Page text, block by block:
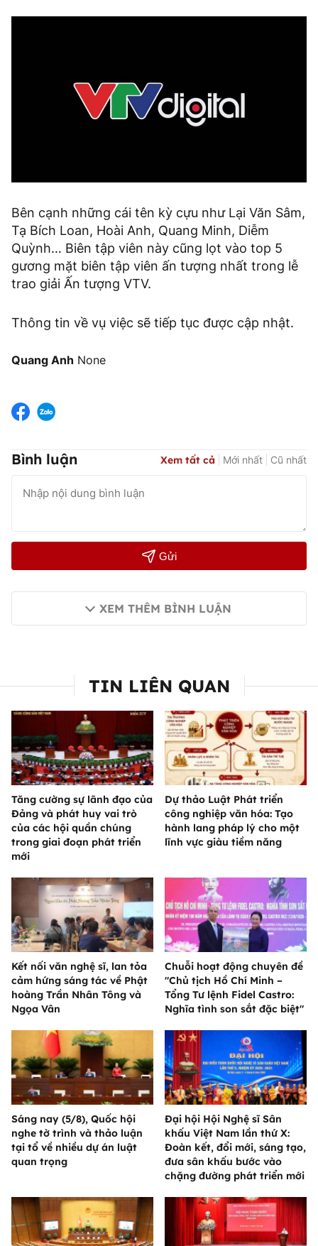
Bên cạnh những cái tên kỳ cựu như Lại Văn Sâm,
Tạ Bích Loan, Hoài Anh, Quang Minh, Diễm
Quỳnh… Biên tập viên này cũng lọt vào top 5
gương mặt biên tập viên ấn tượng nhất trong lễ
trao giải Ấn tượng VTV.
Thông tin về vụ việc sẽ tiếp tục được cập nhật.
Quang Anh None
Bình luận Xem tất cả Mới nhất Cũ nhất
Gửi
XEM THÊM BÌNH LUẬN
TIN LIÊN QUAN
Tăng cường sự lãnh đạo của
Đảng và phát huy vai trò
của các hội quần chúng
trong giai đoạn phát triển
mới
Dự thảo Luật Phát triển
công nghiệp văn hóa: Tạo
hành lang pháp lý cho một
lĩnh vực giàu tiềm năng
Kết nối văn nghệ sĩ, lan tỏa
cảm hứng sáng tác về Phật
hoàng Trần Nhân Tông và
Ngọa Vân
Chuỗi hoạt động chuyên đề
"Chủ tịch Hồ Chí Minh –
Tổng Tư lệnh Fidel Castro:
Nghĩa tình son sắt đặc biệt"
Sáng nay (5/8), Quốc hội
nghe tờ trình và thảo luận
tại tổ về nhiều dự án luật
quan trọng
Đại hội Hội Nghệ sĩ Sân
khấu Việt Nam lần thứ X:
Đoàn kết, đổi mới, sáng tạo,
đưa sân khấu bước vào
chặng đường phát triển mới